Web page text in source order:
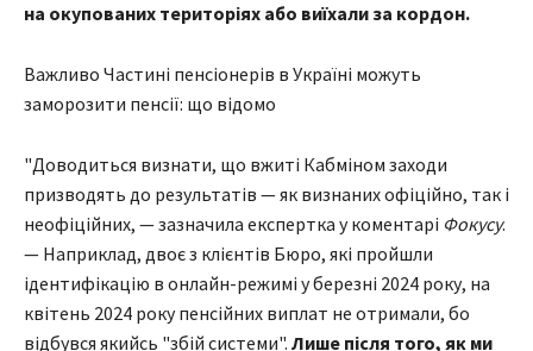
на окупованих територіях або виїхали за кордон.
Важливо Частині пенсіонерів в Україні можуть
заморозити пенсії: що відомо
"Доводиться визнати, що вжиті Кабміном заходи
призводять до результатів — як визнаних офіційно, так і
неофіційних, — зазначила експертка у коментарі Фокусу.
— Наприклад, двоє з клієнтів Бюро, які пройшли
ідентифікацію в онлайн-режимі у березні 2024 року, на
квітень 2024 року пенсійних виплат не отримали, бо
відбувся якийсь "збій системи". Лише після того, як ми